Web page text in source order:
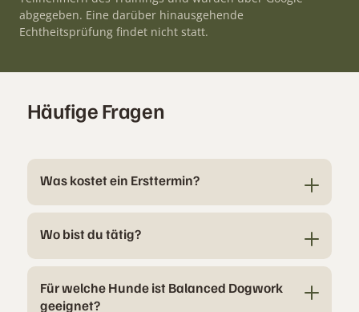
abgegeben. Eine darüber hinausgehende
Echtheitsprüfung findet nicht statt.
Häufige Fragen
Was kostet ein Ersttermin?
Wo bist du tätig?
Für welche Hunde ist Balanced Dogwork
geeignet?